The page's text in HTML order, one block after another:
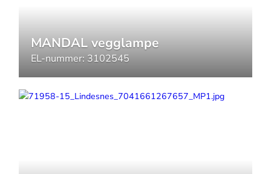
MANDAL vegglampe
EL-nummer: 3102545